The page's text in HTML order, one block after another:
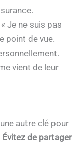
Je ne suis pas
point de vue.
vient de leur
autre clé pour
Évitez de partager